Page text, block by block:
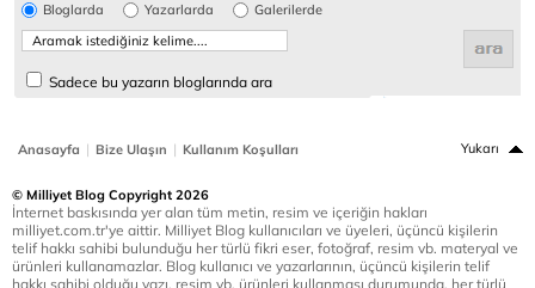
Bloglarda Yazarlarda Galerilerde
Sadece bu yazarın bloglarında ara
Anasayfa | Bize Ulaşın | Kullanım Koşulları Yukarı
© Milliyet Blog Copyright 2026
İnternet baskısında yer alan tüm metin, resim ve içeriğin hakları
milliyet.com.tr'ye aittir. Milliyet Blog kullanıcıları ve üyeleri, üçüncü kişilerin
telif hakkı sahibi bulunduğu her türlü fikri eser, fotoğraf, resim vb. materyal ve
ürünleri kullanamazlar. Blog kullanıcı ve yazarlarının, üçüncü kişilerin telif
hakkı sahibi olduğu yazı, resim vb. ürünleri kullanması durumunda, her türlü